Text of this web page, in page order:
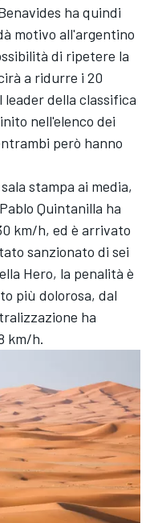
ha quindi
motivo all'argentino
di ripetere la
a ridurre i 20
della classifica
nell'elenco dei
però hanno
stampa ai media,
Quintanilla ha
km/h, ed è arrivato
sanzionato di sei
Hero, la penalità è
più dolorosa, dal
ha
km/h.